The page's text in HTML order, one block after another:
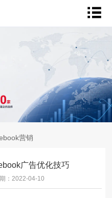
营销
广告优化技巧
：2022-04-10